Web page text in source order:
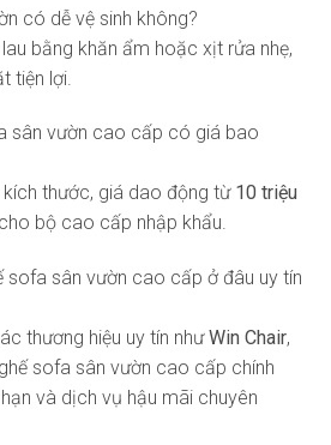
có dễ vệ sinh không?
bằng khăn ẩm hoặc xịt rửa nhẹ,
tiện lợi.
sân vườn cao cấp có giá bao
kích thước, giá dao động từ 10 triệu
cho bộ cao cấp nhập khẩu.
sofa sân vườn cao cấp ở đâu uy tín
thương hiệu uy tín nhưWin Chair,
sofa sân vườn cao cấp chính
và dịch vụ hậu mãi chuyên